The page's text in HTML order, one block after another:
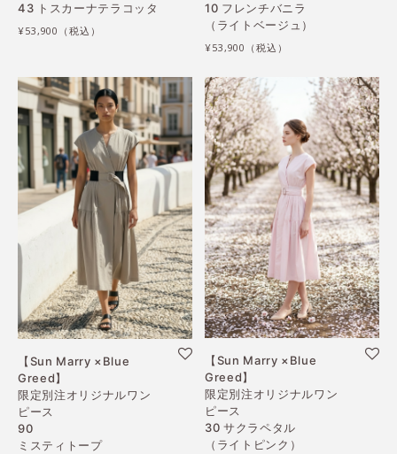
43 トスカーナテラコッタ
¥53,900
10 フレンチバニラ
（ライトベージュ）
¥53,900
【Sun Marry ×Blue
Greed】
限定別注オリジナルワン
ピース
90
ミスティトープ
【Sun Marry ×Blue
Greed】
限定別注オリジナルワン
ピース
30 サクラペタル
（ライトピンク）